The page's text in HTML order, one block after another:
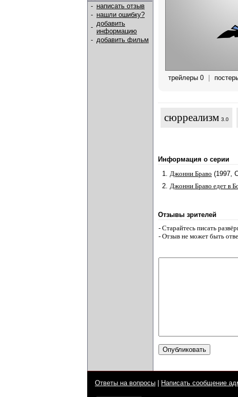
- написать отзыв
- нашли ошибку?
- добавить
информацию
- добавить фильм
трейлеры 0
сюрреализм 3.0
Информация о серии
1. Джонни Браво (1997,
2. Джонни Браво едет в
Отзывы зрителей
- Старайтесь писать
- Отзыв не может быть
Ответы на вопросы Написать сообщение